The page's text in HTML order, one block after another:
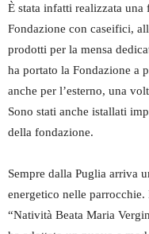
È stata infatti realizzata
Fondazione con caseifici,
prodotti per la mensa
ha portato la Fondazione a
anche per l’esterno, una
Sono stati anche istallati
della fondazione.
Sempre dalla Puglia arriva
energetico nelle
“Natività Beata Maria